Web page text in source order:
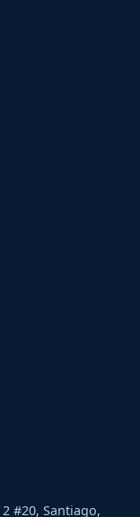
#20, Santiago,